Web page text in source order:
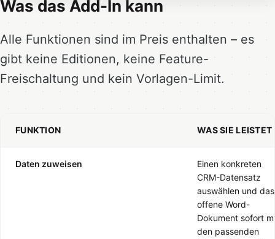
Was das Add-In kann
Alle Funktionen sind im Preis enthalten – es
gibt keine Editionen, keine Feature-
Freischaltung und kein Vorlagen-Limit.
FUNKTION WAS SIE LEISTET
Daten zuweisen
Einen konkreten
CRM-Datensatz
auswählen und das
offene Word-
Dokument sofort
den passenden